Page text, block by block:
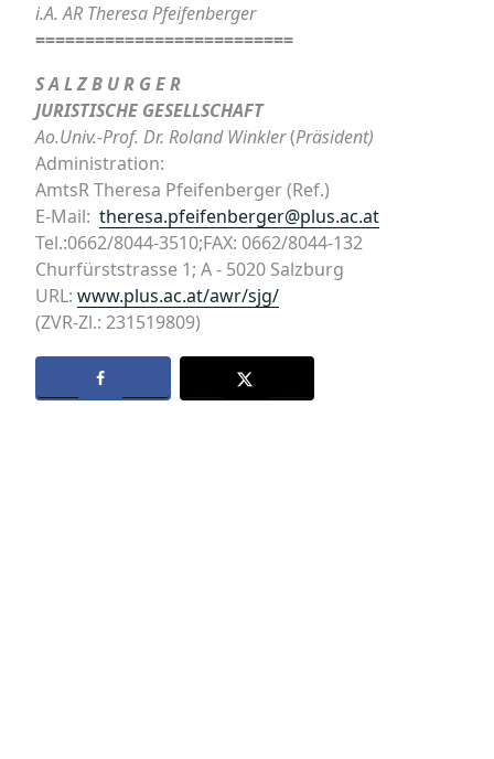
i.A. AR Theresa Pfeifenberger
==========================
S A L Z B U R G E R
JURISTISCHE GESELLSCHAFT
Ao.Univ.-Prof. Dr. Roland Winkler(Präsident)
Administration:
AmtsRTheresa Pfeifenberger (Ref.)
E-Mail: theresa.pfeifenberger@plus.ac.at
Tel.:0662/8044-3510;FAX: 0662/8044-132
Churfürststrasse 1; A ‑ 5020 Salzburg
URL: www.plus.ac.at/awr/sjg/
(ZVR-Zl.: 231519809)